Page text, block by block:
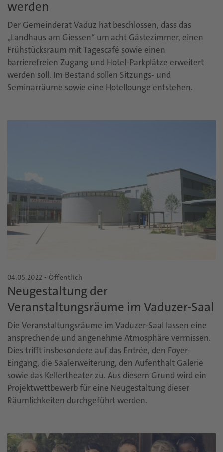
werden
Der Gemeinderat Vaduz hat beschlossen, dass das
„Landhaus am Giessen“ um acht Gästezimmer, einen
Frühstücksraum mit Tagescafé sowie einen
barrierefreien Zugang und Hotel-Parkplätze erweitert
werden soll. Im Bestand sollen Sitzungs- und
Seminarräume sowie eine Hotellounge entstehen.
04.05.2022 - Öffentlich
Neugestaltung der
Veranstaltungsräume im Vaduzer-Saal
Die Veranstaltungsräume im Vaduzer-Saal lassen eine
ansprechende und angenehme Atmosphäre vermissen.
Dies trifft insbesondere auf das Entrée, den Foyer-
Eingang, die Saalerweiterung, den Aufenthalt Galerie
sowie das Kellertheater zu. Aus diesem Grund wird ein
Projektwettbewerb für eine Neugestaltung dieser
Räumlichkeiten durchgeführt werden.